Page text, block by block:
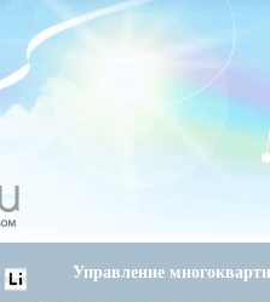
Управление